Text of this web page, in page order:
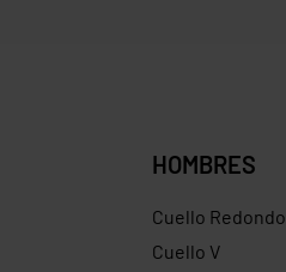
HOMBRES
Cuello Redondo
Cuello V